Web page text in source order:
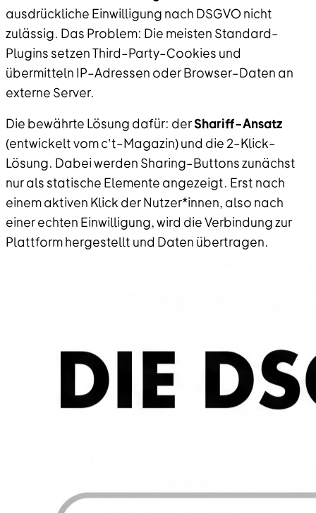
ausdrückliche Einwilligung nach DSGVO nicht
zulässig. Das Problem: Die meisten Standard–
Plugins setzen Third–Party–Cookies und
übermitteln IP–Adressen oder Browser–Daten an
externe Server.
Die bewährte Lösung dafür: derShariff–Ansatz
(entwickelt vom c't–Magazin) und die 2–Klick–
Lösung. Dabei werden Sharing–Buttons zunächst
nur als statische Elemente angezeigt. Erst nach
einem aktiven Klick der Nutzer*innen, also nach
einer echten Einwilligung, wird die Verbindung zur
Plattform hergestellt und Daten übertragen.